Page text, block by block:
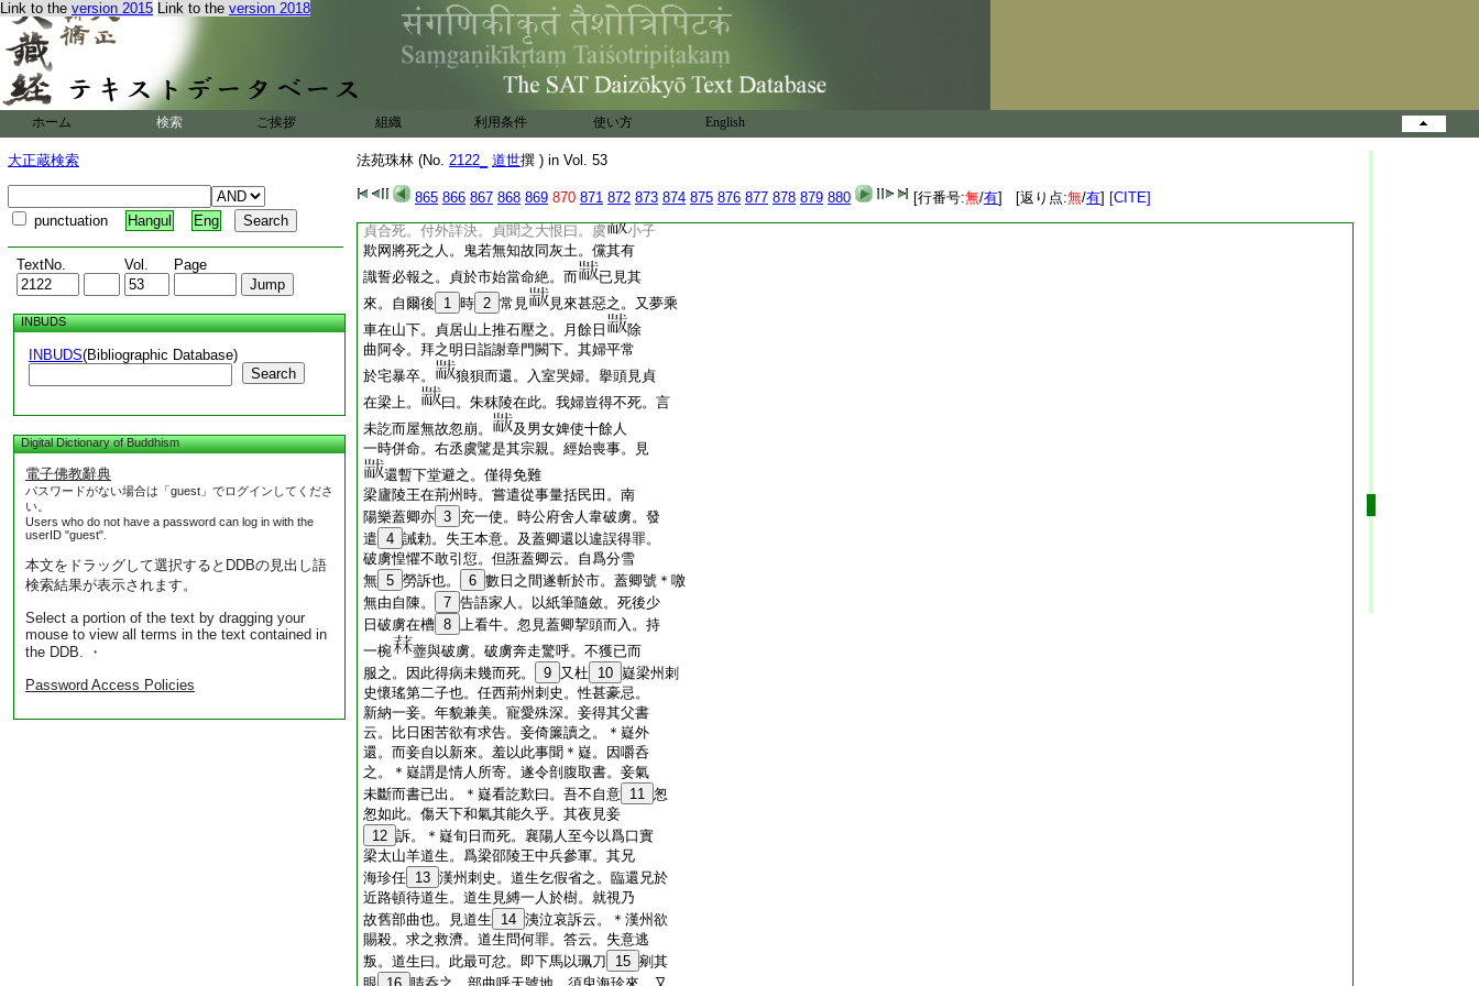
Link to the version 2015 Link to the version 2018
ホーム 検索 ご挨拶 組織 利用条件 使い方 English
大正蔵検索
punctuation Hangul Eng
TextNo. Vol. Page
INBUDS
INBUDS(Bibliographic Database)
Search
Digital Dictionary of Buddhism
電子佛教辭典
パスワードがない場合は「guest」でログインしてくださ
い。
Users who do not have a password can log in with the
userID "guest".
本文をドラッグして選択するとDDBの見出し語
検索結果が表示されます。
Select a portion of the text by dragging your
mouse to view all terms in the text contained in
the DDB. ・
Password Access Policies
法苑珠林 (No. 2122_ 道世撰 ) in Vol. 53
865 866 867 868 869 870 871 872 873 874 875 876 877 878 879 880 [行番号:無/有] [返り点:無/有] [CITE]
梁秣陵令朱貞。以罪下獄。廷尉平虞
考覈
其事。結正入重。貞遣相聞與
曰。我罪當死。
16
祈恩。但猶冀主上萬一弘宥耳。明日既
朱家墓日乞得過此奏聞可爾以不。
答
云。此於理無爽。何爲不然。謹聞命矣。而朱事
先入明日奏束。
便遇客共飮致醉。遂忘抽
出文書。且曰。家人合束内衣箱中。
記。比至帝前頓足香橙上。次第披之方見此
事。勢不可隱。便爾上聞。武帝大怒曰。朱
貞合死。付外詳決。貞聞之大恨曰。虞
小子
欺网將死之人。鬼若無知故同灰土。儻其有
識誓必報之。貞於市始當命絶。而
已見其
來。自爾後
1 時 2 常見
見來甚惡之。又夢乘
車在山下。貞居山上推石壓之。月餘日
除
曲阿令。拜之明日詣謝章門闕下。其婦平常
於宅暴卒。
狼狽而還。入室哭婦。擧頭見貞
在梁上。
曰。朱秣陵在此。我婦豈得不死。言
未訖而屋無故忽崩。
及男女婢使十餘人
一時併命。右丞虞騭是其宗親。經始喪事。見
還暫下堂避之。僅得免難
梁廬陵王在荊州時。嘗遣從事量括民田。南
陽樂蓋卿亦 3 充一使。時公府舍人韋破虜。發
遣 4 誡勅。失王本意。及蓋卿還以違誤得罪。
破虜惶懼不敢引愆。但誑蓋卿云。自爲分雪
無 5 勞訴也。 6 數日之間遂斬於市。蓋卿號＊噭
無由自陳。
7 告語家人。以紙筆隨斂。死後少
日破虜在槽 8 上看牛。忽見蓋卿挈頭而入。持
一椀
虀與破虜。破虜奔走驚呼。不獲已而
服之。因此得病未幾而死。
9 又杜 10 嶷梁州刺
史懷瑤第二子也。任西荊州刺史。性甚豪忌。
新納一妾。年貌兼美。寵愛殊深。妾得其父書
云。比日困苦欲有求告。妾倚簾讀之。＊嶷外
還。而妾自以新來。羞以此事聞＊嶷。因嚼呑
之。＊嶷謂是情人所寄。遂令剖腹取書。妾氣
未斷而書已出。＊嶷看訖歎曰。吾不自意 11 怱
怱如此。傷天下和氣其能久乎。其夜見妾
12 訴。＊嶷旬日而死。襄陽人至今以爲口實
梁太山羊道生。爲梁邵陵王中兵參軍。其兄
海珍任 13 漢州刺史。道生乞假省之。臨還兄於
近路頓待道生。道生見縛一人於樹。就視乃
故舊部曲也。見道生
14 洟泣哀訴云。＊漢州欲
賜殺。求之救濟。道生問何罪。答云。失意逃
叛。道生曰。此最可忿。即下馬以珮刀
15 剜其